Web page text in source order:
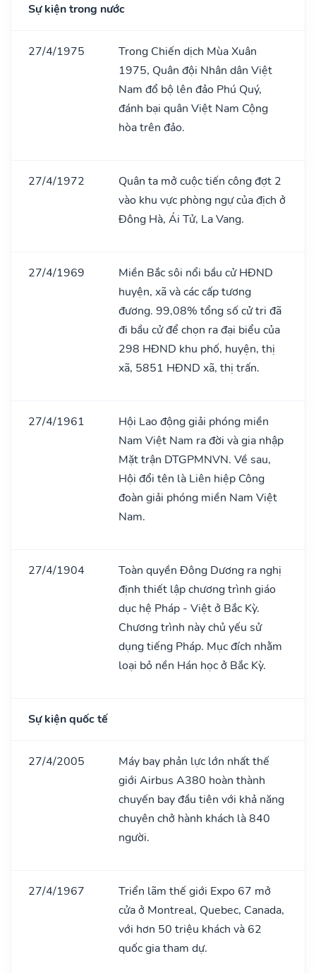
Sự kiện trong nước
27/4/1975
Trong Chiến dịch Mùa Xuân
1975, Quân đội Nhân dân Việt
Nam đổ bộ lên đảo Phú Quý,
đánh bại quân Việt Nam Cộng
hòa trên đảo.
27/4/1972
Quân ta mở cuộc tiến công đợt 2
vào khu vực phòng ngự của địch ở
Đông Hà, Ái Tử, La Vang.
27/4/1969
Miền Bắc sôi nổi bầu cử HĐND
huyện, xã và các cấp tương
đương. 99,08% tổng số cử tri đã
đi bầu cử để chọn ra đại biểu của
298 HĐND khu phố, huyện, thị
xã, 5851 HĐND xã, thị trấn.
27/4/1961
Hội Lao động giải phóng miền
Nam Việt Nam ra đời và gia nhập
Mặt trận DTGPMNVN. Về sau,
Hội đổi tên là Liên hiệp Công
đoàn giải phóng miền Nam Việt
Nam.
27/4/1904
Toàn quyền Đông Dương ra nghị
định thiết lập chương trình giáo
dục hệ Pháp - Việt ở Bắc Kỳ.
Chương trình này chủ yếu sử
dụng tiếng Pháp. Mục đích nhằm
loại bỏ nền Hán học ở Bắc Kỳ.
Sự kiện quốc tế
27/4/2005
Máy bay phản lực lớn nhất thế
giới Airbus A380 hoàn thành
chuyến bay đầu tiên với khả năng
chuyên chở hành khách là 840
người.
27/4/1967
Triển lãm thế giới Expo 67 mở
cửa ở Montreal, Quebec, Canada,
với hơn 50 triệu khách và 62
quốc gia tham dự.